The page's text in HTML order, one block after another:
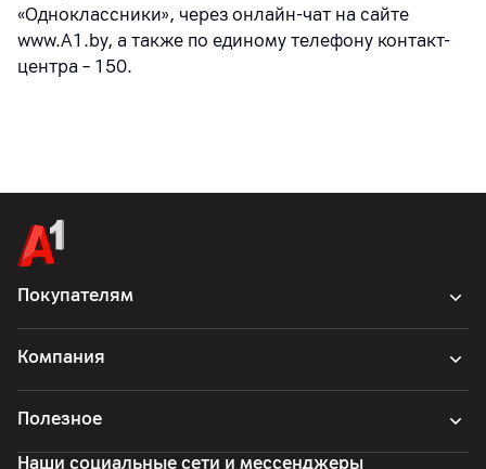
«Одноклассники», через онлайн-чат на сайте
www.A1.by, а также по единому телефону контакт-
центра – 150.
Покупателям
Компания
Полезное
Наши социальные сети и мессенджеры